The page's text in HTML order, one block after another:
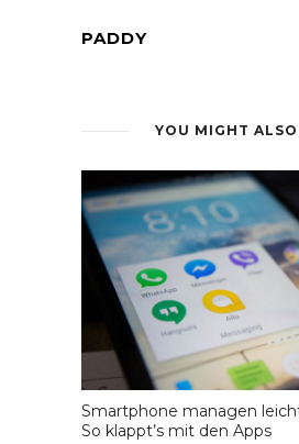
PADDY
YOU MIGHT
Smartphone managen
So klappt’s mit den Apps